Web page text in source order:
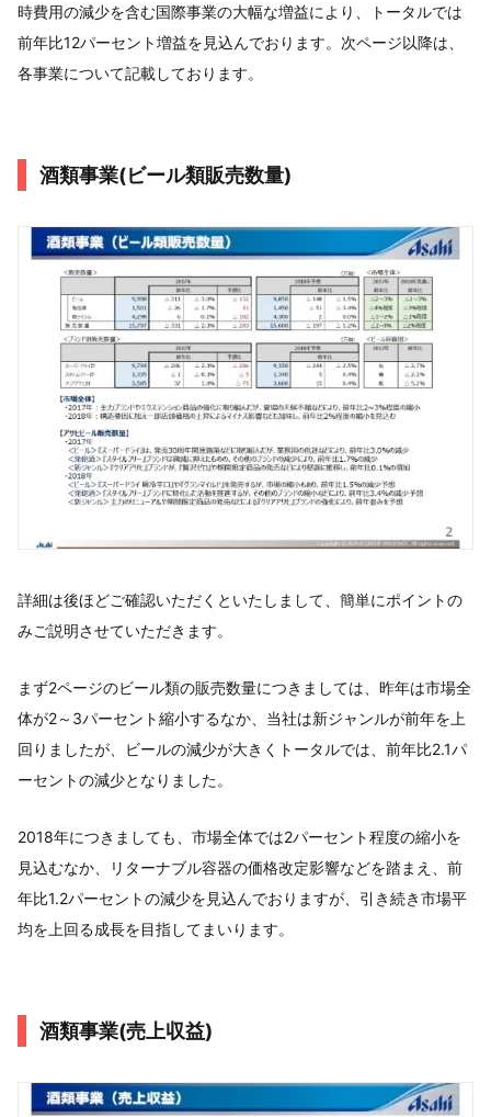
時費用の減少を含む国際事業の大幅な増益により、トータルでは
前年比12パーセント増益を見込んでおります。次ページ以降は、
各事業について記載しております。
酒類事業(ビール類販売数量)
詳細は後ほどご確認いただくといたしまして、簡単にポイントの
みご説明させていただきます。
まず2ページのビール類の販売数量につきましては、昨年は市場全
体が2～3パーセント縮小するなか、当社は新ジャンルが前年を上
回りましたが、ビールの減少が大きくトータルでは、前年比2.1パ
ーセントの減少となりました。
2018年につきましても、市場全体では2パーセント程度の縮小を
見込むなか、リターナブル容器の価格改定影響などを踏まえ、前
年比1.2パーセントの減少を見込んでおりますが、引き続き市場平
均を上回る成長を目指してまいります。
酒類事業(売上収益)